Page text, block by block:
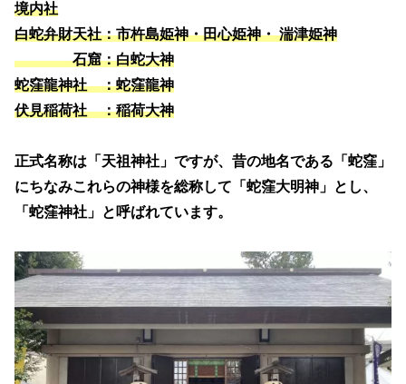
境内社
白蛇弁財天社：市杵島姫神・田心姫神・ 湍津姫神
石窟：白蛇大神
蛇窪龍神社 ：蛇窪龍神
伏見稲荷社 ：稲荷大神
正式名称は「天祖神社」ですが、昔の地名である「蛇窪」
にちなみこれらの神様を総称して「蛇窪大明神」とし、
「蛇窪神社」と呼ばれています。